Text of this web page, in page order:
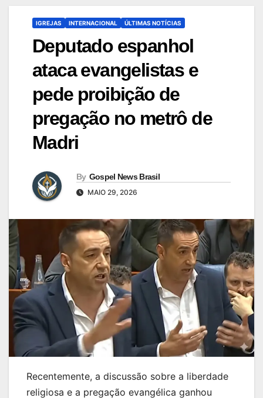
IGREJAS INTERNACIONAL ÚLTIMAS NOTÍCIAS
Deputado espanhol
ataca evangelistas e
pede proibição de
pregação no metrô de
Madri
By Gospel News Brasil
MAIO 29, 2026
Recentemente, a discussão sobre a liberdade
religiosa e a pregação evangélica ganhou